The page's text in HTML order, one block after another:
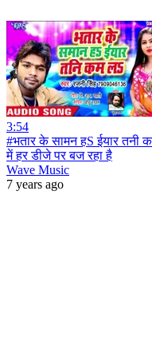
3:54
#भतार के सामन हS ईयार तनी
में हर डीजे पर बज रहा है
Wave Music
7 years ago